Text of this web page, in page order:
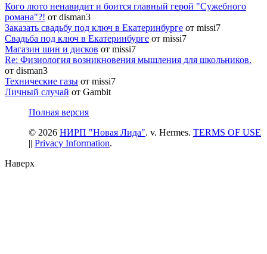
Кого люто ненавидит и боится главный герой "Сужебного
романа"?! от disman3
Заказать свадьбу под ключ в Екатеринбурге от missi7
Cвадьба под ключ в Екатеринбурге от missi7
Магазин шин и дисков от missi7
Re: Физиология возникновения мышления для школьников.
от disman3
Технические газы от missi7
Личный случай от Gambit
Полная версия
© 2026 НИРП "Новая Лида". v. Hermes. TERMS OF USE
|| Privacy Information.
Наверх